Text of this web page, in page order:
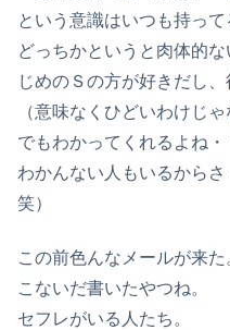
という意識はいつも持って
どっちかというと肉体的
じめのＳの方が好きだし、
（意味なくひどいわけじ
でもわかってくれるよね・
わかんない人もいるから
笑）
この前色んなメールが来た
こないだ書いたやつね。
セフレがいる人たち。